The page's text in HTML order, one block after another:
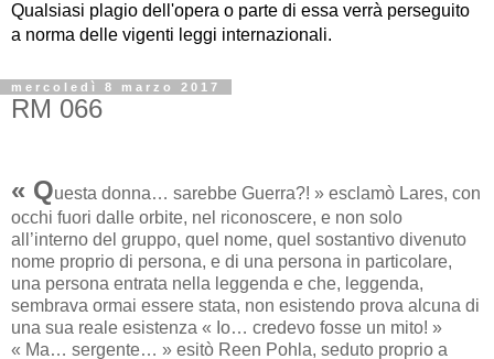
Qualsiasi plagio dell'opera o parte di essa verrà perseguito
a norma delle vigenti leggi internazionali.
mercoledì 8 marzo 2017
RM 066
« Questa donna… sarebbe Guerra?! » esclamò Lares, con
occhi fuori dalle orbite, nel riconoscere, e non solo
all’interno del gruppo, quel nome, quel sostantivo divenuto
nome proprio di persona, e di una persona in particolare,
una persona entrata nella leggenda e che, leggenda,
sembrava ormai essere stata, non esistendo prova alcuna di
una sua reale esistenza « Io… credevo fosse un mito! »
« Ma… sergente… » esitò Reen Pohla, seduto proprio a